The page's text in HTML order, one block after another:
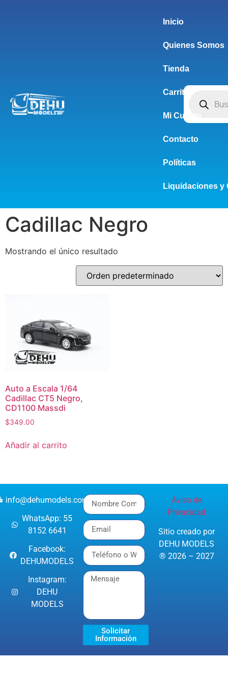
Inicio
Quienes Somos
Tienda
Carrito
Mi Cuenta
Contacto
Políticas
Liquidaciones y
Cadillac Negro
Mostrando el único resultado
Auto a Escala 1/64
Cadillac CT5 Negro,
CD1100 Massdi
$349.00
Añadir al carrito
info@dehumodels.com
WhatsApp: 55
8152 6641
Facebook:
DEHUMODELS
Instagram:
DEHU
MODELS
Solicitar
Información
Aviso de
Privacidad
Sitio creado por
DEHU MODELS
® 2026 – 2027